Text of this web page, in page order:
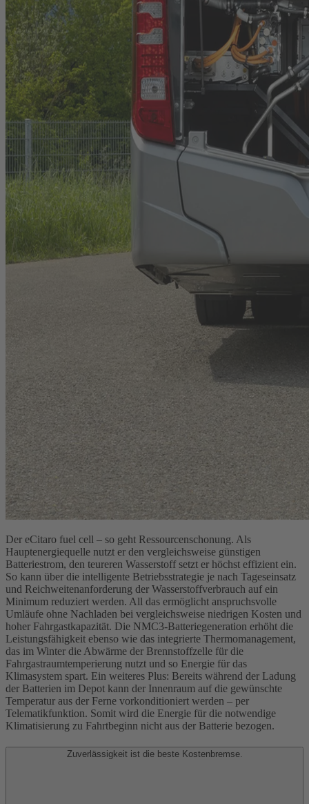
Der eCitaro fuel cell – so geht Ressourcenschonung. Als
Hauptenergiequelle nutzt er den vergleichsweise günstigen
Batteriestrom, den teureren Wasserstoff setzt er höchst effizient ein.
So kann über die intelligente Betriebsstrategie je nach Tageseinsatz
und Reichweitenanforderung der Wasserstoffverbrauch auf ein
Minimum reduziert werden. All das ermöglicht anspruchsvolle
Umläufe ohne Nachladen bei vergleichsweise niedrigen Kosten und
hoher Fahrgastkapazität. Die NMC3-Batteriegeneration erhöht die
Leistungsfähigkeit ebenso wie das integrierte Thermomanagement,
das im Winter die Abwärme der Brennstoffzelle für die
Fahrgastraumtemperierung nutzt und so Energie für das
Klimasystem spart. Ein weiteres Plus: Bereits während der Ladung
der Batterien im Depot kann der Innenraum auf die gewünschte
Temperatur aus der Ferne vorkonditioniert werden – per
Telematikfunktion. Somit wird die Energie für die notwendige
Klimatisierung zu Fahrtbeginn nicht aus der Batterie bezogen.
Zuverlässigkeit ist die beste Kostenbremse.